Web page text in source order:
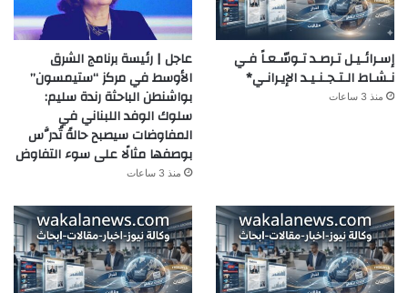
إسـرائـيـل تـرصـد تـوسّـعـاً فـي
نـشـاط الـتـجـنـيـد الإيـرانـي*
منذ 3 ساعات
عاجل | رئيسة برنامج الشرق
الأوسط في مركز “ستيمسون”
بواشنطن الباحثة رندة سليم:
سلوك الوفد اللبناني في
المفاوضات سيصبح حالةً تُدرَّس
بوصفها مثالًا على سوء التفاوض
منذ 3 ساعات